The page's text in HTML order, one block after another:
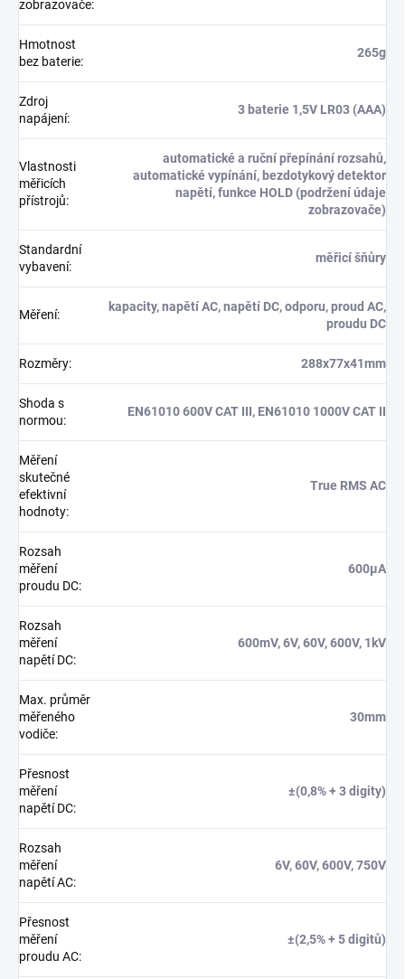
zobrazovače:
Hmotnost
bez baterie:
265g
Zdroj
napájení:
3 baterie 1,5V LR03 (AAA)
Vlastnosti
měřicích
přístrojů:
automatické a ruční přepínání rozsahů,
automatické vypínání, bezdotykový detektor
napětí, funkce HOLD (podržení údaje
zobrazovače)
Standardní
vybavení:
měřicí šňůry
Měření:
kapacity, napětí AC, napětí DC, odporu, proud AC,
proudu DC
Rozměry: 288x77x41mm
Shoda s
normou:
EN61010 600V CAT III, EN61010 1000V CAT II
Měření
skutečné
efektivní
hodnoty:
True RMS AC
Rozsah
měření
proudu DC:
600µA
Rozsah
měření
napětí DC:
600mV, 6V, 60V, 600V, 1kV
Max. průměr
měřeného
vodiče:
30mm
Přesnost
měření
napětí DC:
±(0,8% + 3 digity)
Rozsah
měření
napětí AC:
6V, 60V, 600V, 750V
Přesnost
měření
proudu AC:
±(2,5% + 5 digitů)